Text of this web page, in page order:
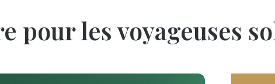
pour les voyageuses